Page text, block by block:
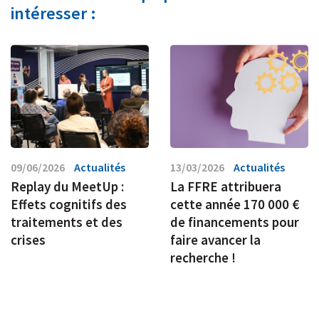
intéresser :
09/06/2026 Actualités
Replay du MeetUp :
Effets cognitifs des
traitements et des
crises
13/03/2026 Actualités
La FFRE attribuera
cette année 170 000 €
de financements pour
faire avancer la
recherche !